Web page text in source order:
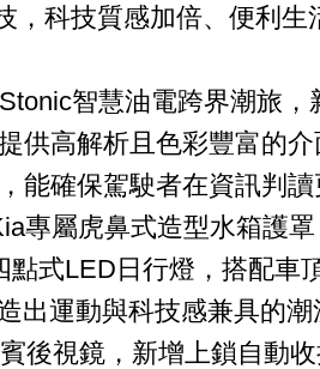
，科技質感加倍、便利生
智慧油電跨界潮旅，
供高解析且色彩豐富的
能確保駕駛者在資訊判
專屬虎鼻式造型水箱護
點式LED日行燈，搭配車
出運動與科技感兼具的
後視鏡，新增上鎖自動